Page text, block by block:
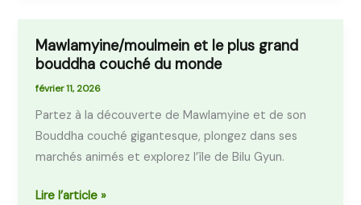
Mawlamyine/moulmein et le plus grand
bouddha couché du monde
février 11, 2026
Partez à la découverte de Mawlamyine et de son
Bouddha couché gigantesque, plongez dans ses
marchés animés et explorez l’île de Bilu Gyun.
Mawlamyine/moulmein
et
le
plus
grand
bouddha
du
Lire l’article »